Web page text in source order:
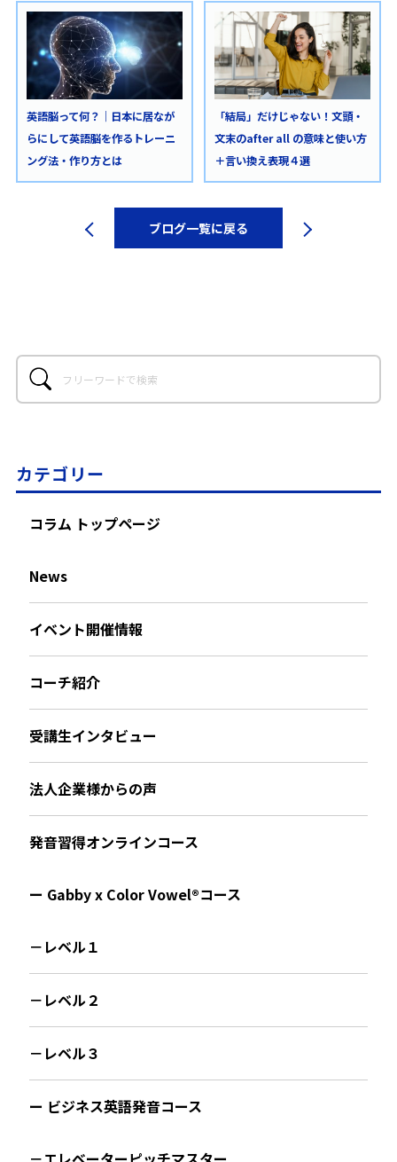
英語脳って何？｜日本に居なが
らにして英語脳を作るトレーニ
ング法・作り方とは
「結局」だけじゃない！文頭・
文末のafter all の意味と使い方
＋言い換え表現４選
ブログ一覧に戻る
カテゴリー
コラム トップページ
News
イベント開催情報
コーチ紹介
受講生インタビュー
法人企業様からの声
発音習得オンラインコース
ー Gabby x Color Vowel®︎コース
－レベル１
－レベル２
－レベル３
ー ビジネス英語発音コース